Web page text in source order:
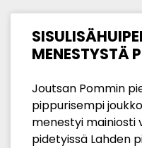
MENESTYSTÄ
Joutsan Pommin
pippurisempi
menestyi mainiosti
pidetyissä Lahden